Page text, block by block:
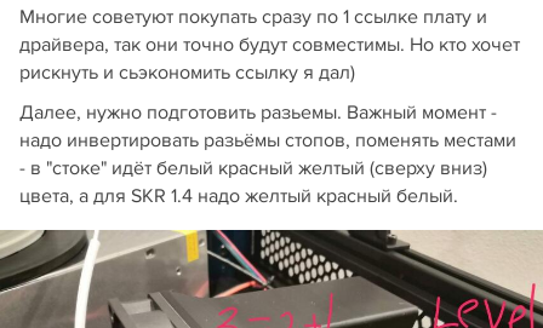
Многие советуют покупать сразу по 1 ссылке плату и
драйвера, так они точно будут совместимы. Но кто хочет
рискнуть и сьэкономить ссылку я дал)
Далее, нужно подготовить разьемы. Важный момент -
надо инвертировать разьёмы стопов, поменять местами
- в "стоке" идёт белый красный желтый (сверху вниз)
цвета, а для SKR 1.4 надо желтый красный белый.